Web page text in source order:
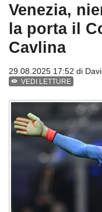
Venezia,
la porta il
Cavlina
29.08.2025 17:52 di
VEDI LETTURE